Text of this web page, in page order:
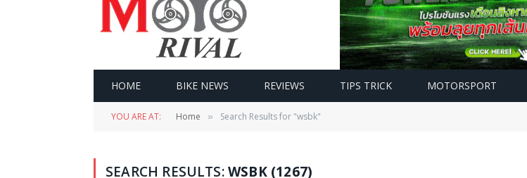
HOME BIKE NEWS REVIEWS TIPS TRICK MOTORSPORT
YOU ARE AT: Home » Search Results for "wsbk"
SEARCH RESULTS:WSBK (1267)